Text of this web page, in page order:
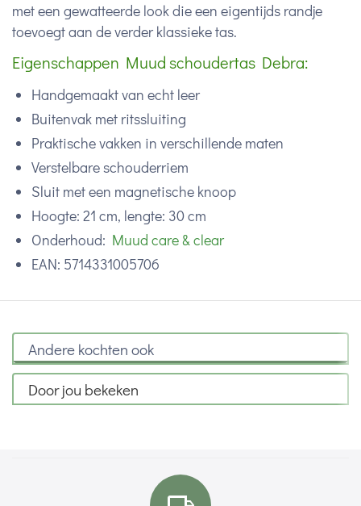
met een gewatteerde look die een eigentijds randje
toevoegt aan de verder klassieke tas.
Eigenschappen Muud schoudertas Debra:
Handgemaakt van echt leer
Buitenvak met ritssluiting
Praktische vakken in verschillende maten
Verstelbare schouderriem
Sluit met een magnetische knoop
Hoogte: 21 cm, lengte: 30 cm
Onderhoud: Muud care & clear
EAN: 5714331005706
Andere kochten ook
Door jou bekeken